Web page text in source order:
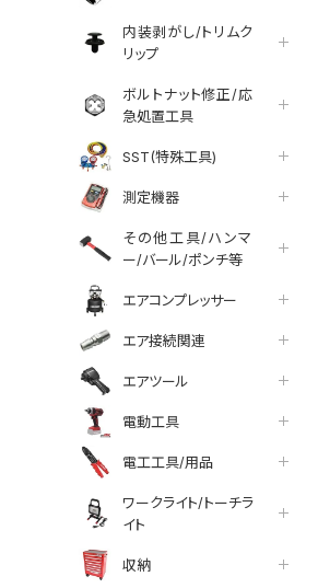
内装剥がし/トリムク
リップ
ボルトナット修正/応
急処置工具
SST(特殊工具)
測定機器
その他工具/ハンマ
ー/バール/ポンチ等
エアコンプレッサー
エア接続関連
エアツール
電動工具
電工工具/用品
ワークライト/トーチラ
イト
収納